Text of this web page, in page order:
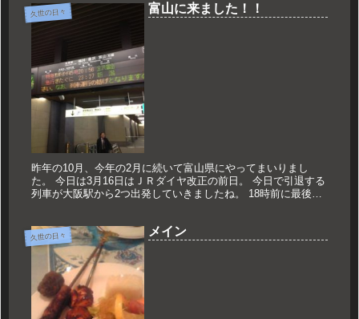
久世の日々 富山に来ました！！
昨年の10月、今年の2月に続いて富山県にやってまいりまし
た。 今日は3月16日はＪＲダイヤ改正の前日。 今日で引退する
列車が大阪駅から2つ出発していきましたね。 18時前に最後の
久世の日々 メイン